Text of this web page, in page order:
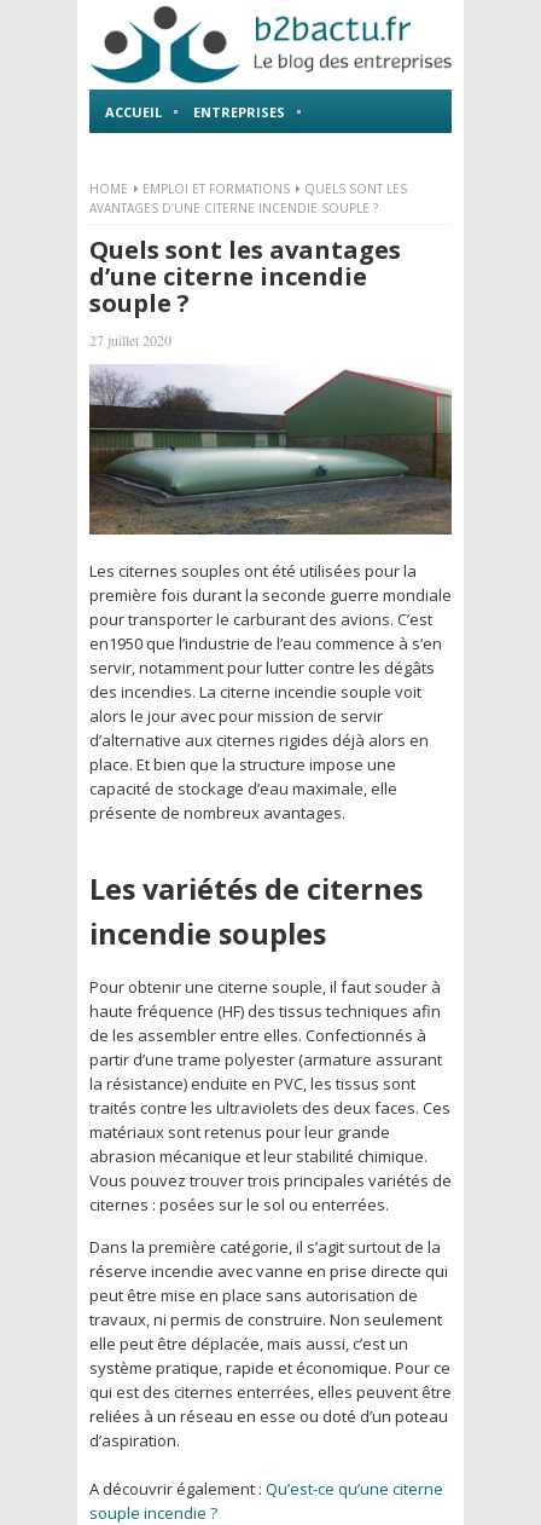
ACCUEIL ENTREPRISES
HOME EMPLOI ET FORMATIONS
QUELS SONT LES
AVANTAGES D’UNE CITERNE INCENDIE SOUPLE ?
Quels sont les avantages
d’une citerne incendie
souple ?
27 juillet 2020
Les citernes souples ont été utilisées pour la
première fois durant la seconde guerre mondiale
pour transporter le carburant des avions. C’est
en1950 que l’industrie de l’eau commence à s’en
servir, notamment pour lutter contre les dégâts
des incendies. La citerne incendie souple voit
alors le jour avec pour mission de servir
d’alternative aux citernes rigides déjà alors en
place. Et bien que la structure impose une
capacité de stockage d’eau maximale, elle
présente de nombreux avantages.
Les variétés de citernes
incendie souples
Pour obtenir une citerne souple, il faut souder à
haute fréquence (HF) des tissus techniques afin
de les assembler entre elles. Confectionnés à
partir d’une trame polyester (armature assurant
la résistance) enduite en PVC, les tissus sont
traités contre les ultraviolets des deux faces. Ces
matériaux sont retenus pour leur grande
abrasion mécanique et leur stabilité chimique.
Vous pouvez trouver trois principales variétés de
citernes : posées sur le sol ou enterrées.
Dans la première catégorie, il s’agit surtout de la
réserve incendie avec vanne en prise directe qui
peut être mise en place sans autorisation de
travaux, ni permis de construire. Non seulement
elle peut être déplacée, mais aussi, c’est un
système pratique, rapide et économique. Pour ce
qui est des citernes enterrées, elles peuvent être
reliées à un réseau en esse ou doté d’un poteau
d’aspiration.
A découvrir également : Qu’est-ce qu’une citerne
souple incendie ?